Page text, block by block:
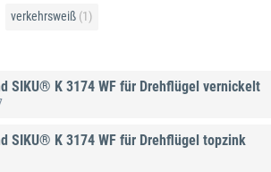
verkehrsweiß (1)
SIKU® K 3174 WF für Drehflügel vernickelt
SIKU® K 3174 WF für Drehflügel topzink